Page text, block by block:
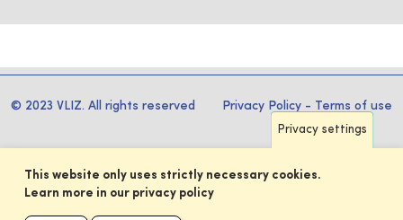
© 2023 VLIZ. All rights reserved Privacy Policy - Terms of use
Privacy settings
This website only uses strictly necessary cookies.
Learn more in our privacy policy